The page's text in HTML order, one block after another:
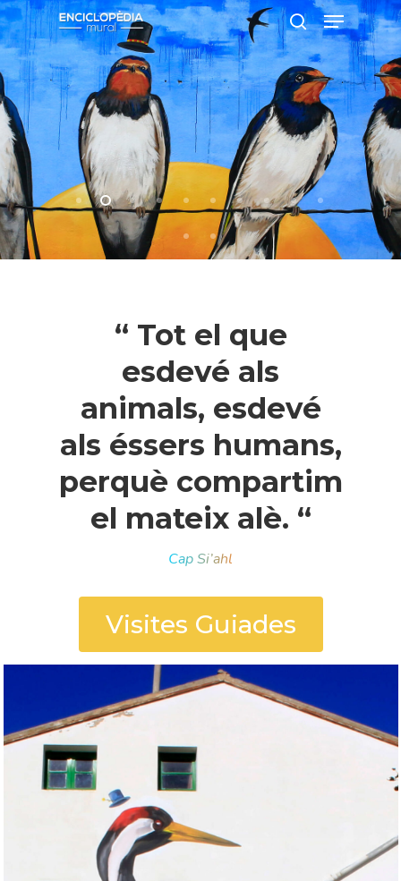
Pressiona intró per a cercar o ESC per
a tancar
“ Tot el que
esdevé als
animals, esdevé
als éssers humans,
perquè compartim
el mateix alè. “
Cap Si’ahl
Visites Guiades